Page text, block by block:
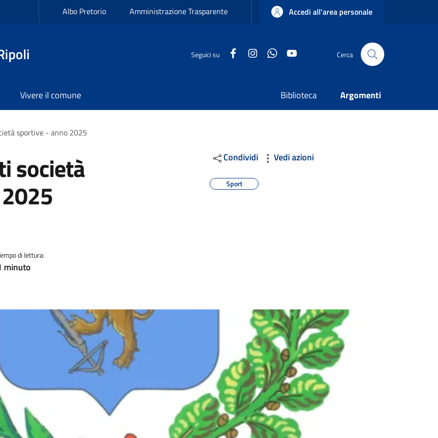
Albo Pretorio Amministrazione Trasparente Accedi all'area personale
Seguici su FacebookInstagramWhatsApp Cerca
Vivere il comune Biblioteca Argomenti
sportive - anno 2025
società
di lettura:
minuto
Condividi Vedi azioni
Sport